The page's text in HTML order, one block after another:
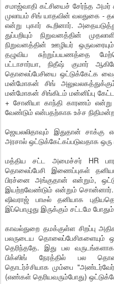
சமாஜ்வாதி கட்சியைச் சேர்ந்த அமர்
முலாயம் சிங் யாதவின் வலதுகை -
என்று புகார் கூறினார்.
துப்பறியும் நிறுவனத்தின்
நிறுவனத்தின் ஊழியர்
தழுவிய சுற்றுப்பயணத்தை
பட்டாசார்யா, நிதீஷ் குமார்
தொலைப்பேசியை ஒட்டுக்கேட்க
மன்மோகன் சிங்
மன்மோகன் சிங்கிடம் மன்னிப்பு
+ சோனியா காந்தி காரணம்
வேண்டும் என்பதற்காக உச்ச
ஜெயலலிதாவும் இதுதான் சாக்கு
அரசால் ஒட்டுக்கேட்கப்படுவதாக
மத்திய சட்ட அமைச்சர் HR
தொலைப்பேசி இணைப்புகள்
பிரச்னை அங்குதான் என்றும்,
இயற்றவேண்டும் என்றும்
ஷிவராஜ் பாடீல் தனியாக
இப்பொழுது இருக்கும் சட்டமே போதும்
காவல்துறை தமக்குள்ள சிறப்பு
பலருடைய தொலைப்பேசிகளையும்
தெரிந்ததே. இது பல வருடங்களாக
பிக்ஸிங் நேரத்தில் பல
தொடர்ச்சியாக மும்பை
(எண்கள் தெரியவரும்போது)